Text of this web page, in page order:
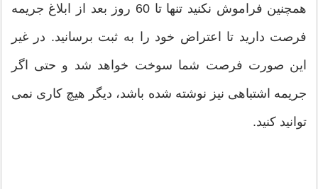
همچنین فراموش نکنید تنها تا 60 روز بعد از ابلاغ جریمه
فرصت دارید تا اعتراض خود را به ثبت برسانید. در غیر
این صورت فرصت شما سوخت خواهد شد و حتی اگر
جریمه اشتباهی نیز نوشته شده باشد، دیگر هیچ کاری نمی
توانید کنید.